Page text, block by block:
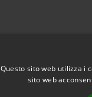
Questo sito web utilizza i
sito web